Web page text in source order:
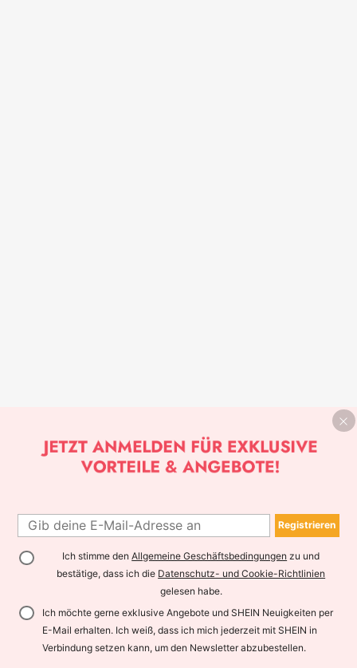
Registrieren
Ich stimme denAllgemeine Geschäftsbedingungen zu und
bestätige, dass ich die Datenschutz- und Cookie-Richtlinien
gelesen habe.
Ich möchte gerne exklusive Angebote und SHEIN Neuigkeiten per
E-Mail erhalten. Ich weiß, dass ich mich jederzeit mit SHEIN in
Verbindung setzen kann, um den Newsletter abzubestellen.